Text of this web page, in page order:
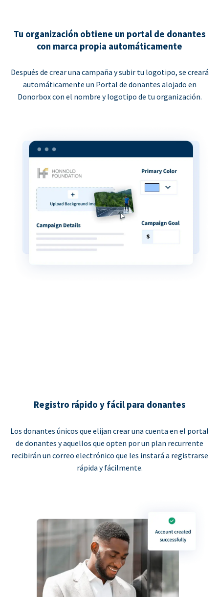
Tu organización obtiene un portal de donantes
con marca propia automáticamente
Después de crear una campaña y subir tu logotipo, se creará
automáticamente un Portal de donantes alojado en
Donorbox con el nombre y logotipo de tu organización.
Registro rápido y fácil para donantes
Los donantes únicos que elijan crear una cuenta en el portal
de donantes y aquellos que opten por un plan recurrente
recibirán un correo electrónico que les instará a registrarse
rápida y fácilmente.